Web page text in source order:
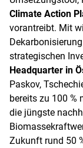
Climate Action
vorantreibt. Mit
strategischen
Headquarter in
Paskov,
bereits zu 100 %
die jüngste
Zukunft rund 50